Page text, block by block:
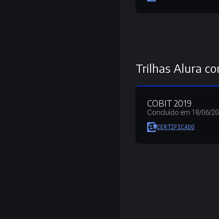
Trilhas Alura
COBIT 2019
Concluído em 18/06/
CERTIFICADO